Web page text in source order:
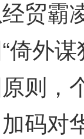
贸霸
倚外
则，
码对